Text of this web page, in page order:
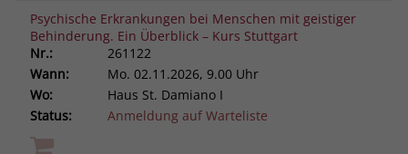
Psychische Erkrankungen bei Menschen mit geistiger
Behinderung. Ein Überblick – Kurs Stuttgart
Nr.:
261122
Wann:
Mo. 02.11.2026, 9.00 Uhr
Wo:
Haus St. Damiano I
Status:
Anmeldung auf Warteliste